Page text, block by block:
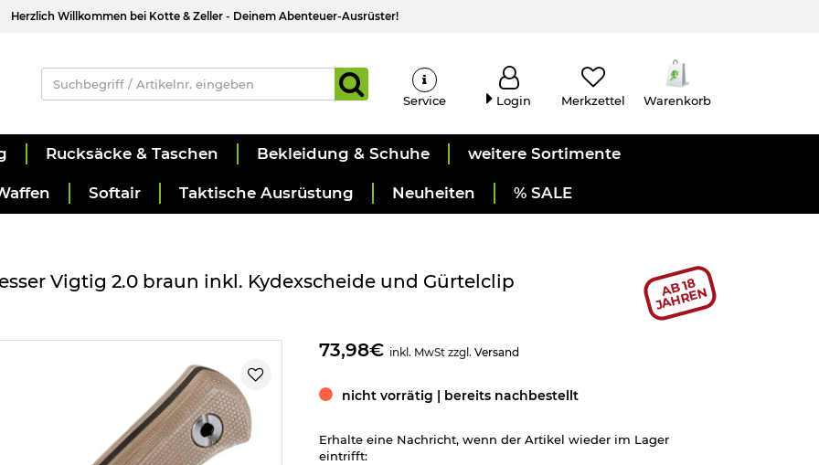
Herzlich Willkommen bei Kotte & Zeller - Deinem Abenteuer-Ausrüster!
Service Login Merkzettel Warenkorb
Rucksäcke & Taschen Bekleidung & Schuhe weitere Sortimente
Softair Taktische Ausrüstung Neuheiten % SALE
Vigtig 2.0 braun inkl. Kydexscheide und Gürtelclip AB 18
JAHREN
73,98€ inkl. MwSt zzgl. Versand
nicht vorrätig | bereits nachbestellt
Erhalte eine Nachricht, wenn der Artikel wieder im Lager
eintrifft: